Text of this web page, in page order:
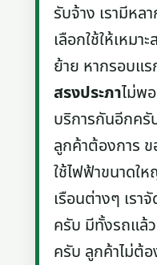
รับจ้าง เรามีหล
เลือกใช้ให้เหม
ย้าย หากรอบแ
สรงประภาไม่พ
บริการกันอีกครั
ลูกค้าต้องการ ข
ใช้ไฟฟ้าขนาดใ
เรือนต่างๆ เรา
ครับ มีทั้งรถแล้
ครับ ลูกค้าไม่ต้